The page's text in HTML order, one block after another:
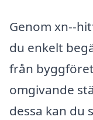
Genom xn--
du enkelt
från
omgivande
dessa kan du